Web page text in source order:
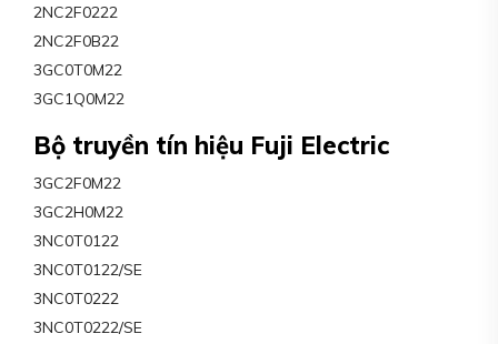
2NC2F0222
2NC2F0B22
3GC0T0M22
3GC1Q0M22
Bộ truyền tín hiệu Fuji Electric
3GC2F0M22
3GC2H0M22
3NC0T0122
3NC0T0122/SE
3NC0T0222
3NC0T0222/SE